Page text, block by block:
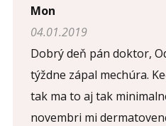
Napíšte otázku
Meno (* )
Komentár (* )
Mon
04.01.2019
Dobrý deň pán doktor,
týždne zápal mechúra.
tak ma to aj tak
novembri mi